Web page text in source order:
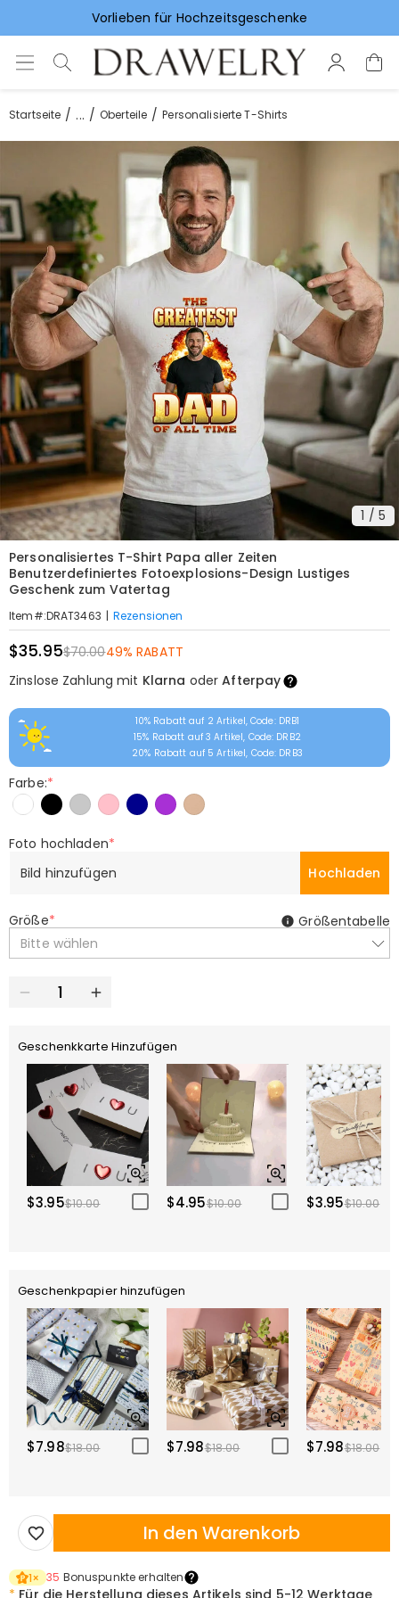
Vorlieben für Hochzeitsgeschenke
Startseite ... Oberteile Personalisierte T-Shirts
1 / 5
Personalisiertes T-Shirt Papa aller Zeiten
Benutzerdefiniertes Fotoexplosions-Design Lustiges
Geschenk zum Vatertag
Item#:DRAT3463 | Rezensionen
$35.95$70.0049% RABATT
Zinslose Zahlung mit Klarna oderAfterpay
10% Rabatt auf 2 Artikel, Code: DRB1
15% Rabatt auf 3 Artikel, Code: DRB2
20% Rabatt auf 5 Artikel, Code: DRB3
Farbe:*
Foto hochladen*
Bild hinzufügen
Hochladen
Größe*
Bitte wählen
Größentabelle
Geschenkkarte Hinzufügen
$3.95$10.00 $4.95$10.00 $3.95$10.00
Geschenkpapier hinzufügen
$7.98$18.00 $7.98$18.00 $7.98$18.00
In den Warenkorb
1× 35 Bonuspunkte erhalten
* Für die Herstellung dieses Artikels sind 5-12 Werktage